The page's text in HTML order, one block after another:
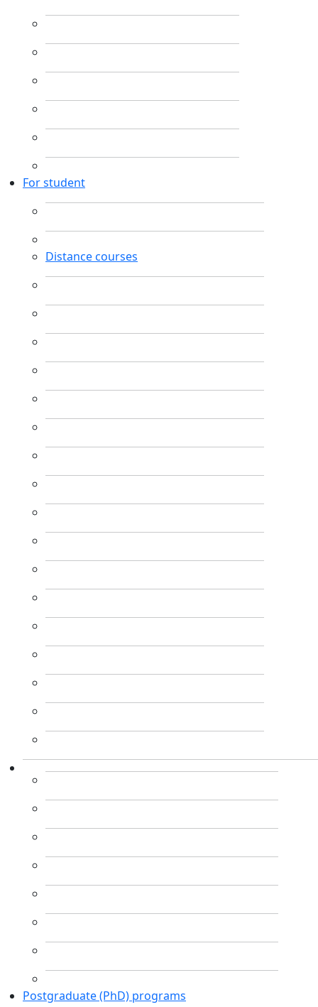
For student
Distance courses
Postgraduate (PhD) programs